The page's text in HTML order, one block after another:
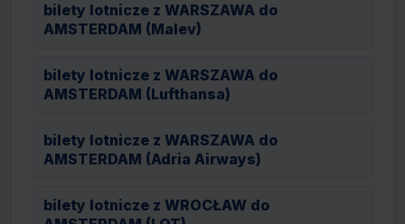
bilety lotnicze z WARSZAWA do
AMSTERDAM (Malev)
bilety lotnicze z WARSZAWA do
AMSTERDAM (Lufthansa)
bilety lotnicze z WARSZAWA do
AMSTERDAM (Adria Airways)
bilety lotnicze z WROCŁAW do